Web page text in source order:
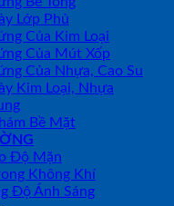
Lớp Phủ
Của Kim Loại
Của Mút Xốp
Của Nhựa, Cao Su
Kim Loại, Nhựa
Bề Mặt
Độ Mặn
Không Khí
Độ Ánh Sáng